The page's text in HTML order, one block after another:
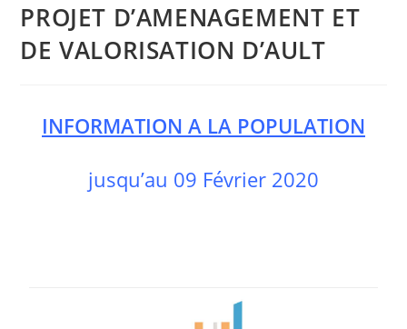
PROJET D’AMENAGEMENT ET
DE VALORISATION D’AULT
INFORMATION A LA POPULATION
jusqu’au 09 Février 2020